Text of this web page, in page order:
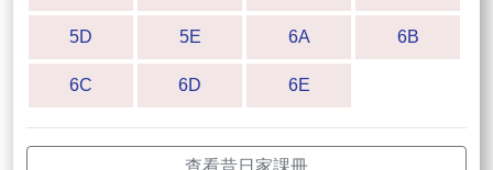
5D 5E 6A 6B
6C 6D 6E